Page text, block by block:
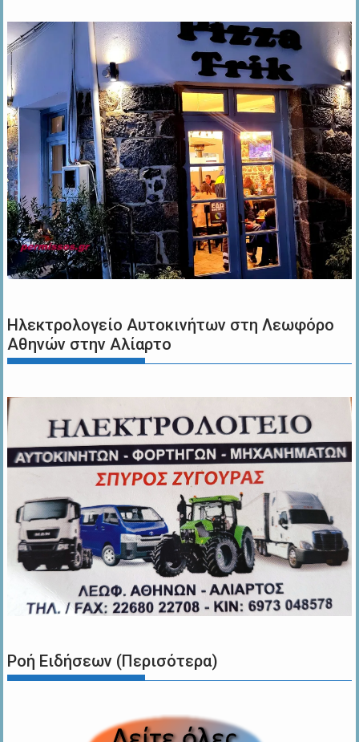
Ηλεκτρολογείο Αυτοκινήτων στη Λεωφόρο
Αθηνών στην Αλίαρτο
Ροή Ειδήσεων (Περισότερα)